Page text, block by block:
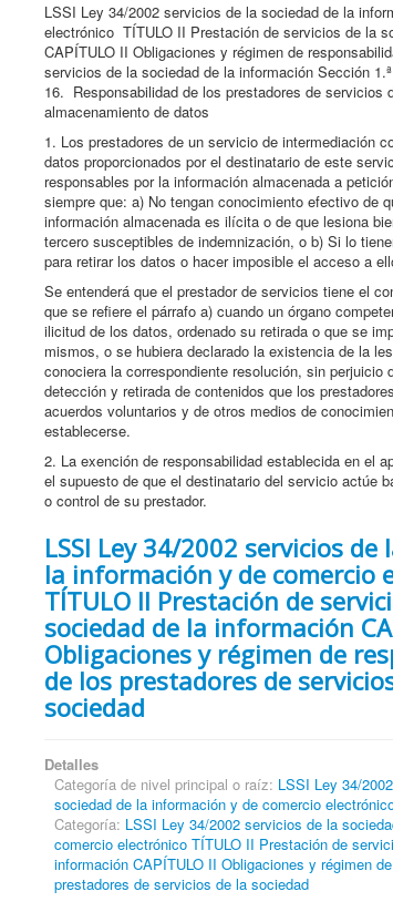
LSSI Ley 34/2002 servicios de la sociedad de la
electrónico TÍTULO II Prestación de servicios de la
CAPÍTULO II Obligaciones y régimen de
servicios de la sociedad de la información Sección
16. Responsabilidad de los prestadores de servicios
almacenamiento de datos
1. Los prestadores de un servicio de intermediación
datos proporcionados por el destinatario de este
responsables por la información almacenada a
siempre que: a) No tengan conocimiento efectivo de
información almacenada es ilícita o de que lesiona
tercero susceptibles de indemnización, o b) Si lo
para retirar los datos o hacer imposible el acceso a
Se entenderá que el prestador de servicios tiene el
que se refiere el párrafo a) cuando un órgano
ilicitud de los datos, ordenado su retirada o que se
mismos, o se hubiera declarado la existencia de la
conociera la correspondiente resolución, sin perjuicio
detección y retirada de contenidos que los
acuerdos voluntarios y de otros medios de
establecerse.
2. La exención de responsabilidad establecida en el
el supuesto de que el destinatario del servicio actúe
o control de su prestador.
LSSI Ley 34/2002 servicios de
la información y de comercio
TÍTULO II Prestación de
sociedad de la información
Obligaciones y régimen de
de los prestadores de
sociedad
Detalles
Categoría de nivel principal o raíz: LSSI Ley 34/
sociedad de la información y de comercio
Categoría: LSSI Ley 34/2002 servicios de la
comercio electrónico TÍTULO II Prestación de
información CAPÍTULO II Obligaciones y régimen
prestadores de servicios de la sociedad